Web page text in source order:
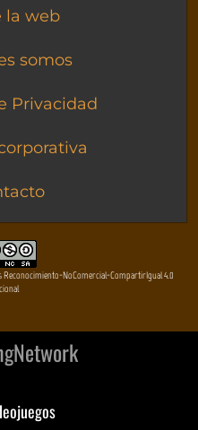
la web
somos
Privacidad
Reconocimiento-NoComercial-CompartirIgual 4.0